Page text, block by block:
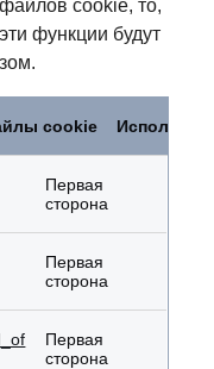
cookie, то,
функции будут
cookie
Первая
сторона
Первая
сторона
Первая
сторона